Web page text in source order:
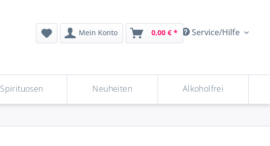
Service/Hilfe
Mein Konto 0,00 € *
Spirituosen Neuheiten Alkoholfrei